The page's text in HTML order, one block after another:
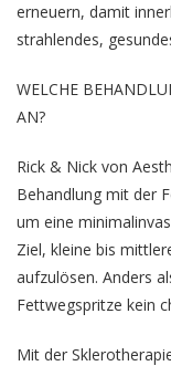
erneuern, damit
strahlendes,
WELCHE
AN?
Rick & Nick von
Behandlung mit der
um eine
Ziel, kleine bis
aufzulösen. Anders
Fettwegspritze kein
Mit der